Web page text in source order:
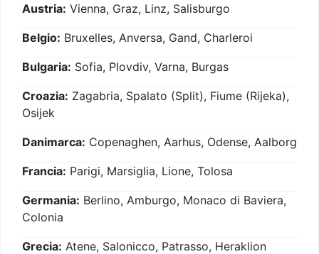
Austria: Vienna, Graz, Linz, Salisburgo
Belgio: Bruxelles, Anversa, Gand, Charleroi
Bulgaria: Sofia, Plovdiv, Varna, Burgas
Croazia: Zagabria, Spalato (Split), Fiume (Rijeka),
Osijek
Danimarca: Copenaghen, Aarhus, Odense, Aalborg
Francia: Parigi, Marsiglia, Lione, Tolosa
Germania: Berlino, Amburgo, Monaco di Baviera,
Colonia
Grecia: Atene, Salonicco, Patrasso, Heraklion